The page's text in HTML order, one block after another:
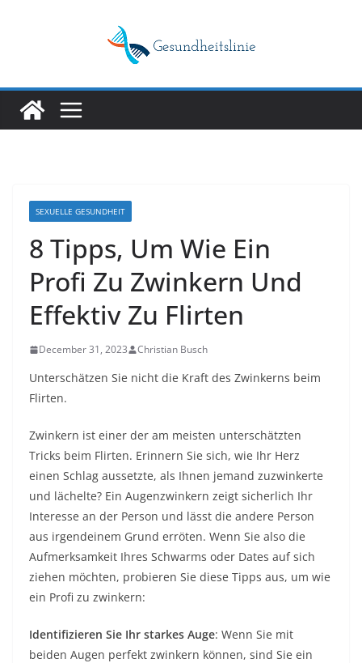
SEXUELLE GESUNDHEIT
8 Tipps, Um Wie Ein
Profi Zu Zwinkern Und
Effektiv Zu Flirten
December 31, 2023 Christian Busch
Unterschätzen Sie nicht die Kraft des Zwinkerns beim
Flirten.
Zwinkern ist einer der am meisten unterschätzten
Tricks beim Flirten. Erinnern Sie sich, wie Ihr Herz
einen Schlag aussetzte, als Ihnen jemand zuzwinkerte
und lächelte? Ein Augenzwinkern zeigt sicherlich Ihr
Interesse an der Person und lässt die andere Person
aus irgendeinem Grund erröten. Wenn Sie also die
Aufmerksamkeit Ihres Schwarms oder Dates auf sich
ziehen möchten, probieren Sie diese Tipps aus, um wie
ein Profi zu zwinkern:
Identifizieren Sie Ihr starkes Auge: Wenn Sie mit
beiden Augen perfekt zwinkern können, sind Sie ein